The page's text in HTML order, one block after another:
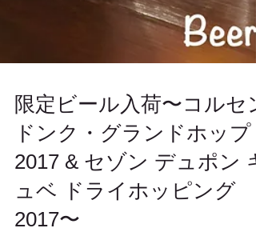
限定ビール入荷〜コルセン
ドンク・グランドホップ
2017 & セゾン デュポン キ
ュベ ドライホッピング